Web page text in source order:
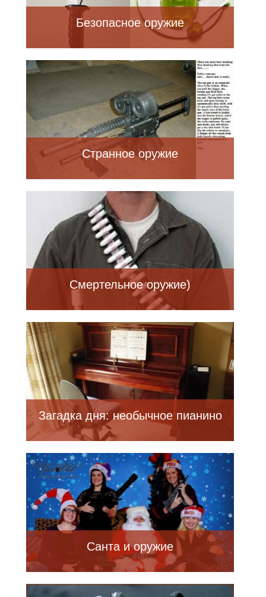
Безопасное оружие
Странное оружие
Смертельное оружие)
Загадка дня: необычное пианино
Санта и оружие